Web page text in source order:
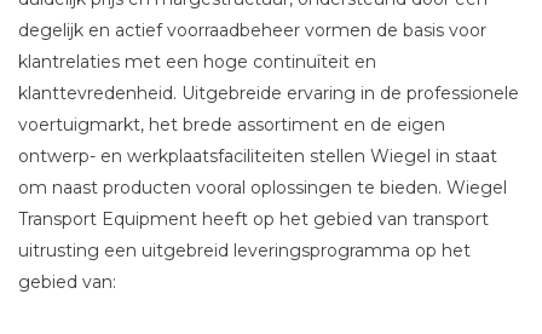
degelijk en actief voorraadbeheer vormen de basis voor
klantrelaties met een hoge continuïteit en
klanttevredenheid. Uitgebreide ervaring in de professionele
voertuigmarkt, het brede assortiment en de eigen
ontwerp- en werkplaatsfaciliteiten stellen Wiegel in staat
om naast producten vooral oplossingen te bieden. Wiegel
Transport Equipment heeft op het gebied van transport
uitrusting een uitgebreid leveringsprogramma op het
gebied van: